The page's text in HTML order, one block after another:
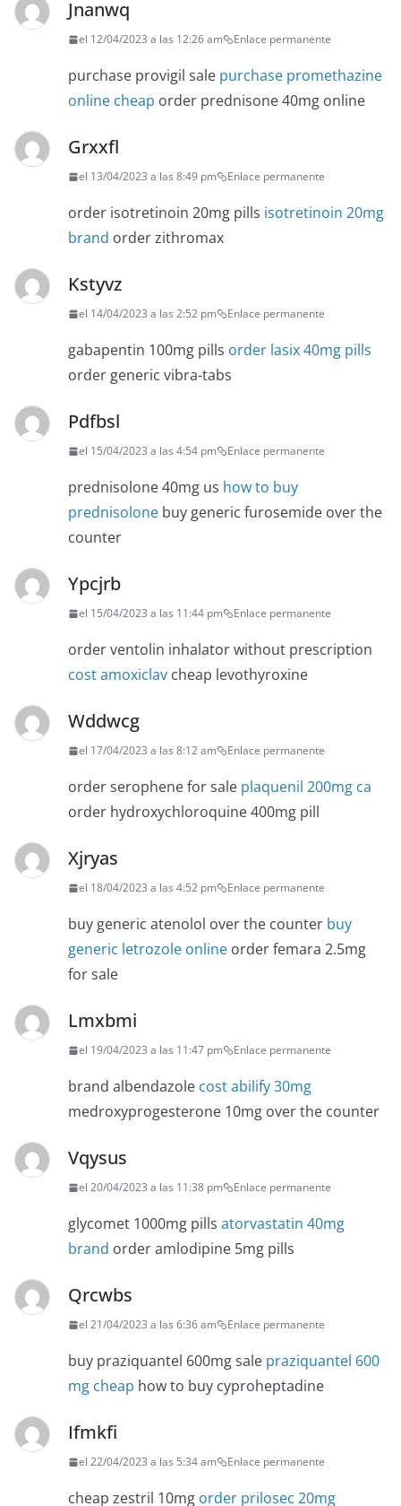
Jnanwq
el 12/04/2023 a las 12:26 am Enlace permanente
purchase provigil sale purchase promethazine
online cheap order prednisone 40mg online
Grxxfl
el 13/04/2023 a las 8:49 pm Enlace permanente
order isotretinoin 20mg pills isotretinoin 20mg
brand order zithromax
Kstyvz
el 14/04/2023 a las 2:52 pm Enlace permanente
gabapentin 100mg pills order lasix 40mg pills
order generic vibra-tabs
Pdfbsl
el 15/04/2023 a las 4:54 pm Enlace permanente
prednisolone 40mg us how to buy
prednisolone buy generic furosemide over the
counter
Ypcjrb
el 15/04/2023 a las 11:44 pm Enlace permanente
order ventolin inhalator without prescription
cost amoxiclav cheap levothyroxine
Wddwcg
el 17/04/2023 a las 8:12 am Enlace permanente
order serophene for sale plaquenil 200mg ca
order hydroxychloroquine 400mg pill
Xjryas
el 18/04/2023 a las 4:52 pm Enlace permanente
buy generic atenolol over the counter buy
generic letrozole online order femara 2.5mg
for sale
Lmxbmi
el 19/04/2023 a las 11:47 pm Enlace permanente
brand albendazole cost abilify 30mg
medroxyprogesterone 10mg over the counter
Vqysus
el 20/04/2023 a las 11:38 pm Enlace permanente
glycomet 1000mg pills atorvastatin 40mg
brand order amlodipine 5mg pills
Qrcwbs
el 21/04/2023 a las 6:36 am Enlace permanente
buy praziquantel 600mg sale praziquantel 600
mg cheap how to buy cyproheptadine
Ifmkfi
el 22/04/2023 a las 5:34 am Enlace permanente
cheap zestril 10mg order prilosec 20mg